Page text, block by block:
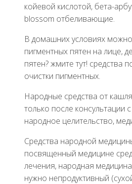
койевой кислотой, бета-
blossom отбеливающие.
В домашних условиях
пигментных пятен на лице,
пятен? жмите тут! средства
очистки пигментных.
Народные средства от
только после
народное целительство,
Средства народной
посвященный медицине
лечения, народная
нужно непродуктивный